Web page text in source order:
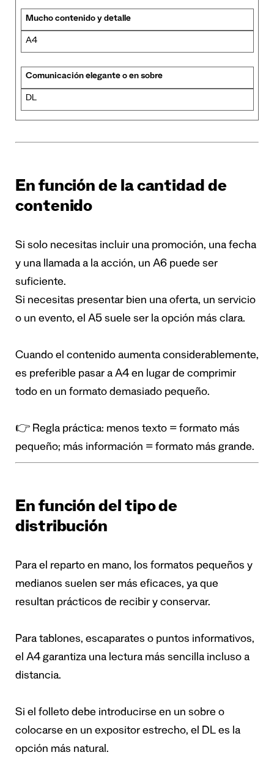
Mucho contenido y detalle
A4
Comunicación elegante o en sobre
DL
En función de la cantidad de
contenido
Si solo necesitas incluir una promoción, una fecha
y una llamada a la acción, un A6 puede ser
suficiente.
Si necesitas presentar bien una oferta, un servicio
o un evento, el A5 suele ser la opción más clara.
Cuando el contenido aumenta considerablemente,
es preferible pasar a A4 en lugar de comprimir
todo en un formato demasiado pequeño.
👉 Regla práctica: menos texto = formato más
pequeño; más información = formato más grande.
En función del tipo de
distribución
Para el reparto en mano, los formatos pequeños y
medianos suelen ser más eficaces, ya que
resultan prácticos de recibir y conservar.
Para tablones, escaparates o puntos informativos,
el A4 garantiza una lectura más sencilla incluso a
distancia.
Si el folleto debe introducirse en un sobre o
colocarse en un expositor estrecho, el DL es la
opción más natural.